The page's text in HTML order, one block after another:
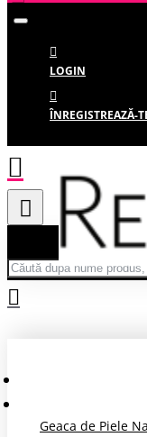
LOGIN
ÎNREGISTREAZĂ-
Căută după
Geaca de Piele